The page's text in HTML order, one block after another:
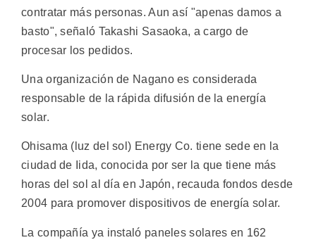
contratar más personas. Aun así "apenas damos a
basto", señaló Takashi Sasaoka, a cargo de
procesar los pedidos.
Una organización de Nagano es considerada
responsable de la rápida difusión de la energía
solar.
Ohisama (luz del sol) Energy Co. tiene sede en la
ciudad de Iida, conocida por ser la que tiene más
horas del sol al día en Japón, recauda fondos desde
2004 para promover dispositivos de energía solar.
La compañía ya instaló paneles solares en 162